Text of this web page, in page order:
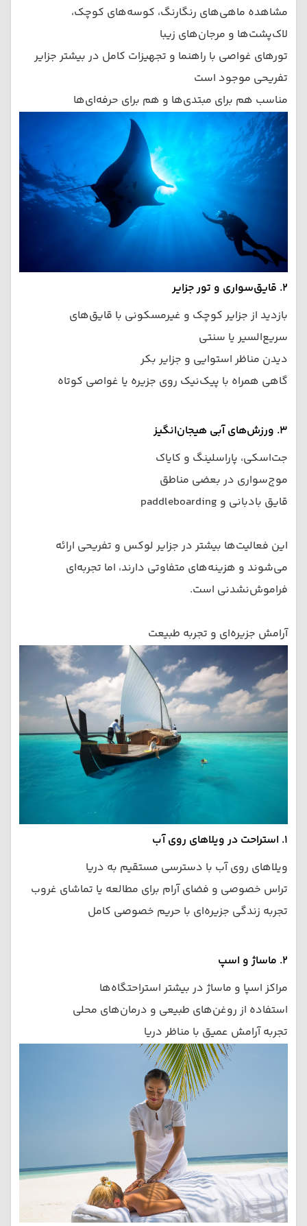
مشاهده ماهی‌های رنگارنگ، کوسه‌های کوچک،
لاک‌پشت‌ها و مرجان‌های زیبا
تورهای غواصی با راهنما و تجهیزات کامل در بیشتر جزایر
تفریحی موجود است
مناسب هم برای مبتدی‌ها و هم برای حرفه‌ای‌ها
۲. قایق‌سواری و تور جزایر
بازدید از جزایر کوچک و غیرمسکونی با قایق‌های
سریع‌السیر یا سنتی
دیدن مناظر استوایی و جزایر بکر
گاهی همراه با پیک‌نیک روی جزیره یا غواصی کوتاه
۳. ورزش‌های آبی هیجان‌انگیز
جت‌اسکی، پاراسلینگ و کایاک
موج‌سواری در بعضی مناطق
قایق بادبانی و paddleboarding
این فعالیت‌ها بیشتر در جزایر لوکس و تفریحی ارائه
می‌شوند و هزینه‌های متفاوتی دارند، اما تجربه‌ای
فراموش‌نشدنی است.
آرامش جزیره‌ای و تجربه طبیعت
۱. استراحت در ویلاهای روی آب
ویلاهای روی آب با دسترسی مستقیم به دریا
تراس خصوصی و فضای آرام برای مطالعه یا تماشای غروب
تجربه زندگی جزیره‌ای با حریم خصوصی کامل
۲. ماساژ و اسپ
مراکز اسپا و ماساژ در بیشتر استراحتگاه‌ها
استفاده از روغن‌های طبیعی و درمان‌های محلی
تجربه آرامش عمیق با مناظر دریا